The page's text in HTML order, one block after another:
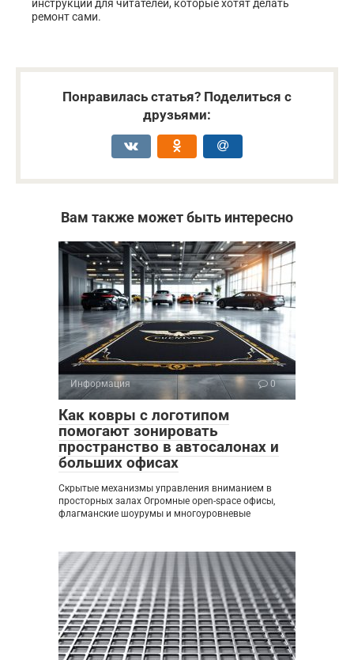
инструкции для читателей, которые хотят делать
ремонт сами.
Понравилась статья? Поделиться с
друзьями:
Вам также может быть интересно
Информация 0
Как ковры с логотипом
помогают зонировать
пространство в автосалонах и
больших офисах
Скрытые механизмы управления вниманием в
просторных залах Огромные open-space офисы,
флагманские шоурумы и многоуровневые